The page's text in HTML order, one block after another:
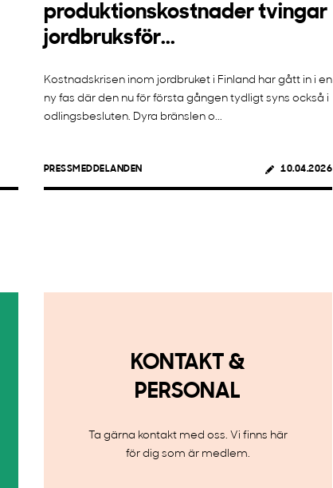
produktionskostnader tvingar
jordbruksför...
Kostnadskrisen inom jordbruket i Finland har gått in i en
ny fas där den nu för första gången tydligt syns också i
odlingsbesluten. Dyra bränslen o...
PRESSMEDDELANDEN 10.04.2026
KONTAKT &
PERSONAL
Ta gärna kontakt med oss. Vi finns här
för dig som är medlem.